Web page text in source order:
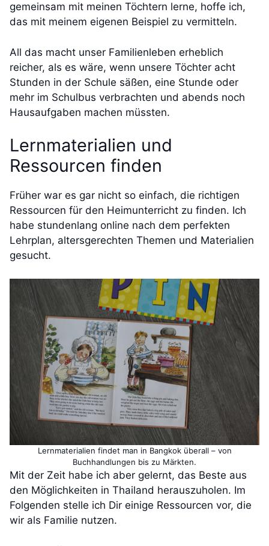
gemeinsam mit meinen Töchtern lerne, hoffe ich,
das mit meinem eigenen Beispiel zu vermitteln.
All das macht unser Familienleben erheblich
reicher, als es wäre, wenn unsere Töchter acht
Stunden in der Schule säßen, eine Stunde oder
mehr im Schulbus verbrachten und abends noch
Hausaufgaben machen müssten.
Lernmaterialien und
Ressourcen finden
Früher war es gar nicht so einfach, die richtigen
Ressourcen für den Heimunterricht zu finden. Ich
habe stundenlang online nach dem perfekten
Lehrplan, altersgerechten Themen und Materialien
gesucht.
Lernmaterialien findet man in Bangkok überall – von
Buchhandlungen bis zu Märkten.
Mit der Zeit habe ich aber gelernt, das Beste aus
den Möglichkeiten in Thailand herauszuholen. Im
Folgenden stelle ich Dir einige Ressourcen vor, die
wir als Familie nutzen.